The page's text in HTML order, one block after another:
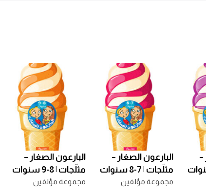
–
البارعون الصغار –
مثلّجات | 7-8 سنوات
مجموعة مؤلفين
البارعون الصغار –
مثلّجات | 8-9 سنوات
مجموعة مؤلفين